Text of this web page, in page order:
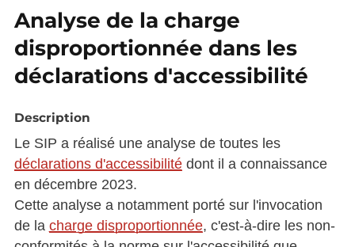
Analyse de la charge
disproportionnée dans les
déclarations d'accessibilité
Description
Le SIP a réalisé une analyse de toutes les
déclarations d'accessibilitédont il a connaissance
en décembre 2023.
Cette analyse a notamment porté sur l'invocation
de la charge disproportionnée, c'est-à-dire les non-